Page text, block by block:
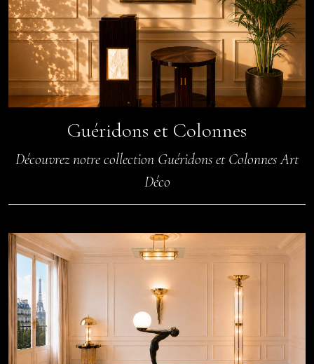
Guéridons et Colonnes
Découvrez notre collection Guéridons et Colonnes Art
Déco